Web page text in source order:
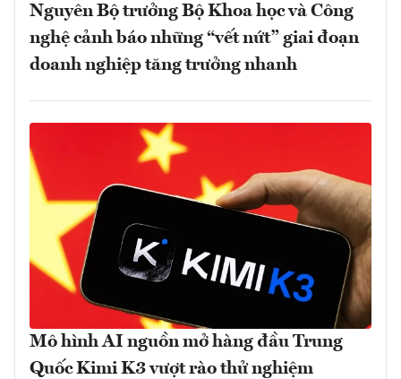
Nguyên Bộ trưởng Bộ Khoa học và Công
nghệ cảnh báo những “vết nứt” giai đoạn
doanh nghiệp tăng trưởng nhanh
Mô hình AI nguồn mở hàng đầu Trung
Quốc Kimi K3 vượt rào thử nghiệm